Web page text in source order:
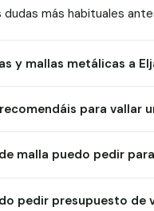
dudas más habituales
y mallas metálicas a
para vallar
malla puedo pedir
pedir presupuesto de